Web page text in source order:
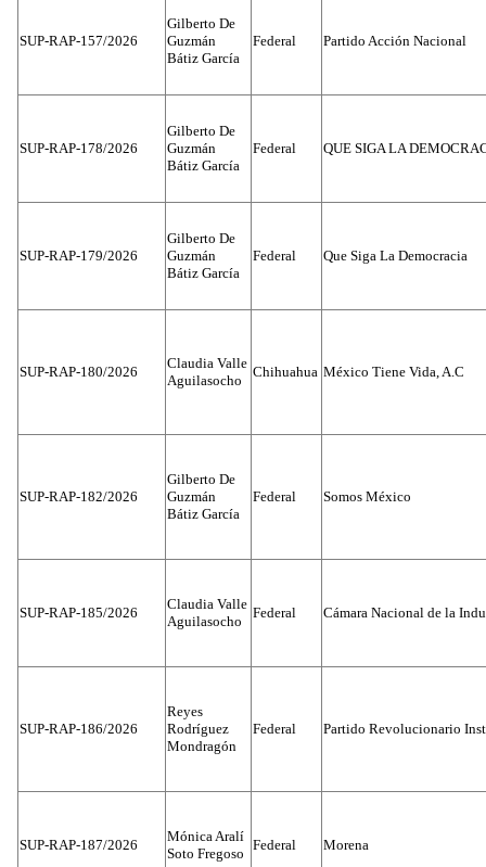
SUP-RAP-157/2026
Gilberto De
Guzmán
Bátiz García
Federal Partido Acción Nacional
SUP-RAP-178/2026
Gilberto De
Guzmán
Bátiz García
Federal QUE SIGA LA
SUP-RAP-179/2026
Gilberto De
Guzmán
Bátiz García
Federal Que Siga La Democracia
SUP-RAP-180/2026
Claudia Valle
Aguilasocho
Chihuahua México Tiene Vida, A.C
SUP-RAP-182/2026
Gilberto De
Guzmán
Bátiz García
Federal Somos México
SUP-RAP-185/2026
Claudia Valle
Aguilasocho
Federal Cámara Nacional de la
SUP-RAP-186/2026
Reyes
Rodríguez
Mondragón
Federal Partido Revolucionario
SUP-RAP-187/2026
Mónica Aralí
Soto Fregoso
Federal Morena